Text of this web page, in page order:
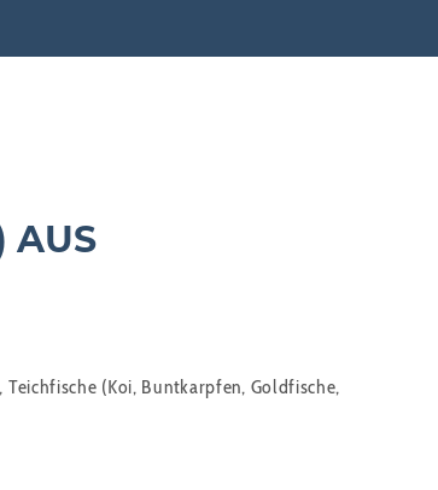
AUS
(Koi, Buntkarpfen, Goldfische,